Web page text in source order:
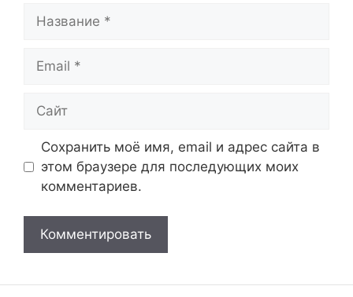
Сохранить моё имя, email и адрес сайта в
этом браузере для последующих моих
комментариев.